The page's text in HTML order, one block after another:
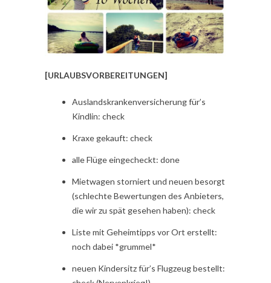
[URLAUBSVORBEREITUNGEN]
Auslandskrankenversicherung für’s
Kindlin: check
Kraxe gekauft: check
alle Flüge eingecheckt: done
Mietwagen storniert und neuen besorgt
(schlechte Bewertungen des Anbieters,
die wir zu spät gesehen haben): check
Liste mit Geheimtipps vor Ort erstellt:
noch dabei *grummel*
neuen Kindersitz für’s Flugzeug bestellt: